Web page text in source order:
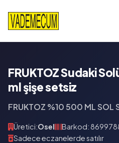
FRUKTOZ Sudaki
ml şişe setsiz
FRUKTOZ %10 500 ML SOL
Üretici:Osel
Barkod:
Sadece eczanelerde satılır